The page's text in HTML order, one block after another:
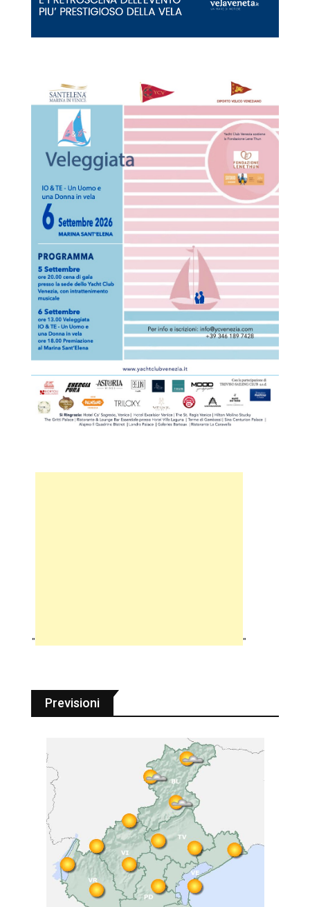
" "
Previsioni